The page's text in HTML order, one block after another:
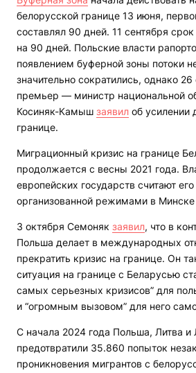
белорусской границе 13 июня,
составлял 90 дней. 11 сентября
на 90 дней. Польские власти
появлением буферной зоны потоки
значительно сократились, однако
премьер — министр национальной
Косиняк-Камыш заявил об усилении
границе.
Миграционный кризис на границе
продолжается с весны 2021 года.
европейских государств считают его
организованной режимами в
3 октября Семоняк заявил, что в
Польша делает в международных
прекратить кризис на границе. Он
ситуация на границе с Беларусью
самых серьезных кризисов” для
и “огромным вызовом” для него
С начала 2024 года Польша, Литва и
предотвратили 35.860 попыток
проникновения мигрантов с